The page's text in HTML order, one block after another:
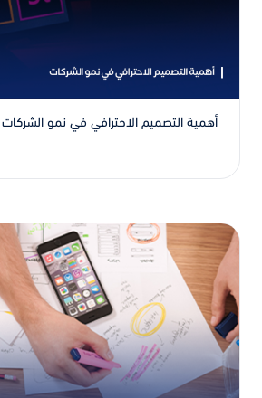
أهمية التصميم الاحترافي في نمو الشركات